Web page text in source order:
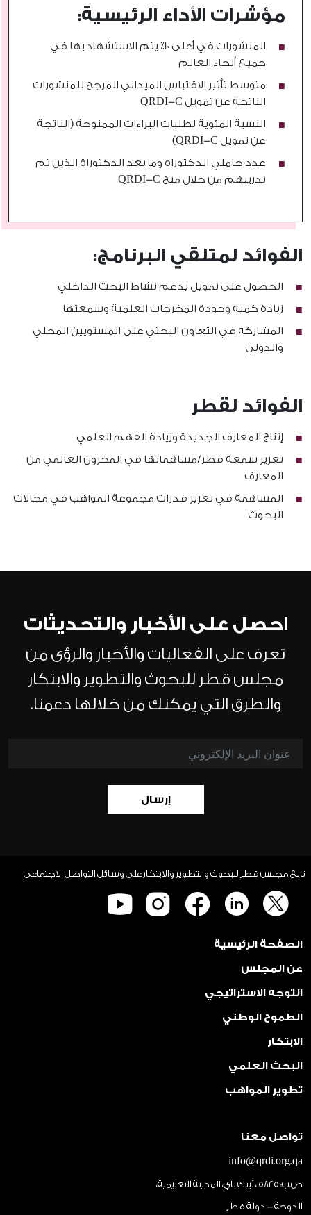
مؤشرات الأداء الرئيسية:
المنشورات في أعلى 10٪ يتم الاستشهاد بها في
جميع أنحاء العالم
متوسط تأثير الاقتباس الميداني المرجح للمنشورات
الناتجة عن تمويل QRDI-C
النسبة المئوية لطلبات البراءات الممنوحة (الناتجة
عن تمويل QRDI-C)
عدد حاملي الدكتوراه وما بعد الدكتوراة الذين تم
تدريبهم من خلال منح QRDI-C
الفوائد لمتلقي البرنامج:
الحصول على تمويل يدعم نشاط البحث الداخلي
زيادة كمية وجودة المخرجات العلمية وسمعتها
المشاركة في التعاون البحثي على المستويين المحلي
والدولي
الفوائد لقطر
إنتاج المعارف الجديدة وزيادة الفهم العلمي
تعزيز سمعة قطر/مساهماتها في المخزون العالمي من
المعارف
المساهمة في تعزيز قدرات مجموعة المواهب في مجالات
البحوث
احصل على الأخبار والتحديثات
تعرف على الفعاليات والأخبار والرؤى من
مجلس قطر للبحوث والتطوير والابتكار
والطرق التي يمكنك من خلالها دعمنا.
إرسال
تابع مجلس قطر للبحوث والتطوير والابتكار على وسائل التواصل الاجتماعي
الصفحة الرئيسية
عن المجلس
التوجه الاستراتيجي
الطموح الوطني
الابتكار
البحث العلمي
تطوير المواهب
تواصل معنا
info@qrdi.org.qa
ص.ب: 5825 ، ثينك باي، المدينة التعليمية،
الدوحة - دولة قطر